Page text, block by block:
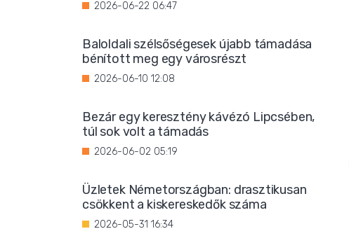
2026-06-22 06:47
Baloldali szélsőségesek újabb támadása
bénított meg egy városrészt
2026-06-10 12:08
Bezár egy keresztény kávézó Lipcsében,
túl sok volt a támadás
2026-06-02 05:19
Üzletek Németországban: drasztikusan
csökkent a kiskereskedők száma
2026-05-31 16:34